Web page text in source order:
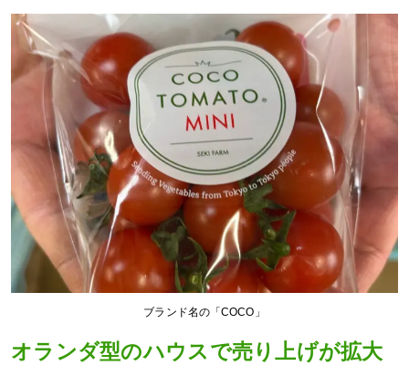
ブランド名の「COCO」
オランダ型のハウスで売り上げが拡大